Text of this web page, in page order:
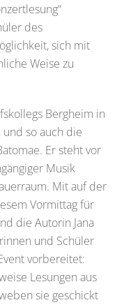
des
sich mit
Weise zu
Bergheim in
so auch die
Er steht vor
Musik
Mit auf der
Vormittag für
die Autorin Jana
und Schüler
vorbereitet:
Lesungen aus
sie geschickt